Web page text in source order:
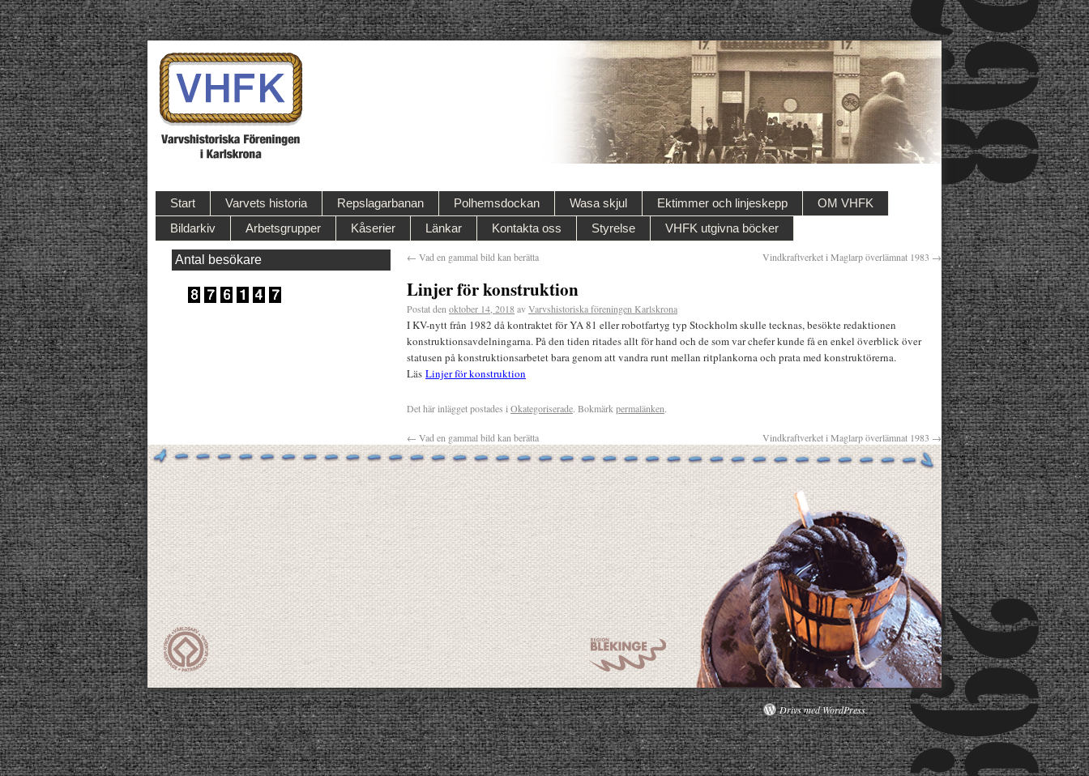
Start Varvets historia Repslagarbanan Polhemsdockan Wasa skjul Ektimmer och linjeskepp
OM VHFK
Bildarkiv
Arbetsgrupper Kåserier Länkar Kontakta oss Styrelse VHFK utgivna böcker
Antal besökare ← Vad en gammal bild kan berätta Vindkraftverket i Maglarp överlämnat 1983 →
Linjer för konstruktion
Postat den oktober 14, 2018avVarvshistoriska föreningen Karlskrona
I KV-nytt från 1982 då kontraktet för YA 81 eller robotfartyg typ Stockholm skulle tecknas, besökte redaktionen
konstruktionsavdelningarna. På den tiden ritades allt för hand och de som var chefer kunde få en enkel överblick över
statusen på konstruktionsarbetet bara genom att vandra runt mellan ritplankorna och prata med konstruktörerna.
Läs Linjer för konstruktion
Det här inlägget postades i Okategoriserade. Bokmärk permalänken.
← Vad en gammal bild kan berätta Vindkraftverket i Maglarp överlämnat 1983 →
Drivs med WordPress.